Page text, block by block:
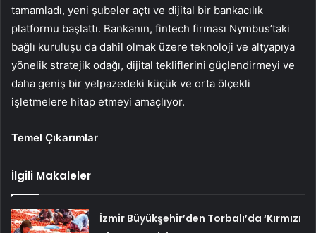
tamamladı, yeni şubeler açtı ve dijital bir bankacılık
platformu başlattı. Bankanın, fintech firması Nymbus’taki
bağlı kuruluşu da dahil olmak üzere teknoloji ve altyapıya
yönelik stratejik odağı, dijital tekliflerini güçlendirmeyi ve
daha geniş bir yelpazedeki küçük ve orta ölçekli
işletmelere hitap etmeyi amaçlıyor.
Temel Çıkarımlar
İlgili Makaleler
İzmir Büyükşehir’den Torbalı’da ‘Kırmızı